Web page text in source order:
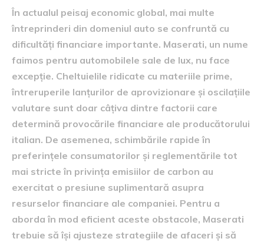
În actualul peisaj economic global, mai multe
întreprinderi din domeniul auto se confruntă cu
dificultăți financiare importante. Maserati, un nume
faimos pentru automobilele sale de lux, nu face
excepție. Cheltuielile ridicate cu materiile prime,
întreruperile lanțurilor de aprovizionare și oscilațiile
valutare sunt doar câțiva dintre factorii care
determină provocările financiare ale producătorului
italian. De asemenea, schimbările rapide în
preferințele consumatorilor și reglementările tot
mai stricte în privința emisiilor de carbon au
exercitat o presiune suplimentară asupra
resurselor financiare ale companiei. Pentru a
aborda în mod eficient aceste obstacole, Maserati
trebuie să își ajusteze strategiile de afaceri și să